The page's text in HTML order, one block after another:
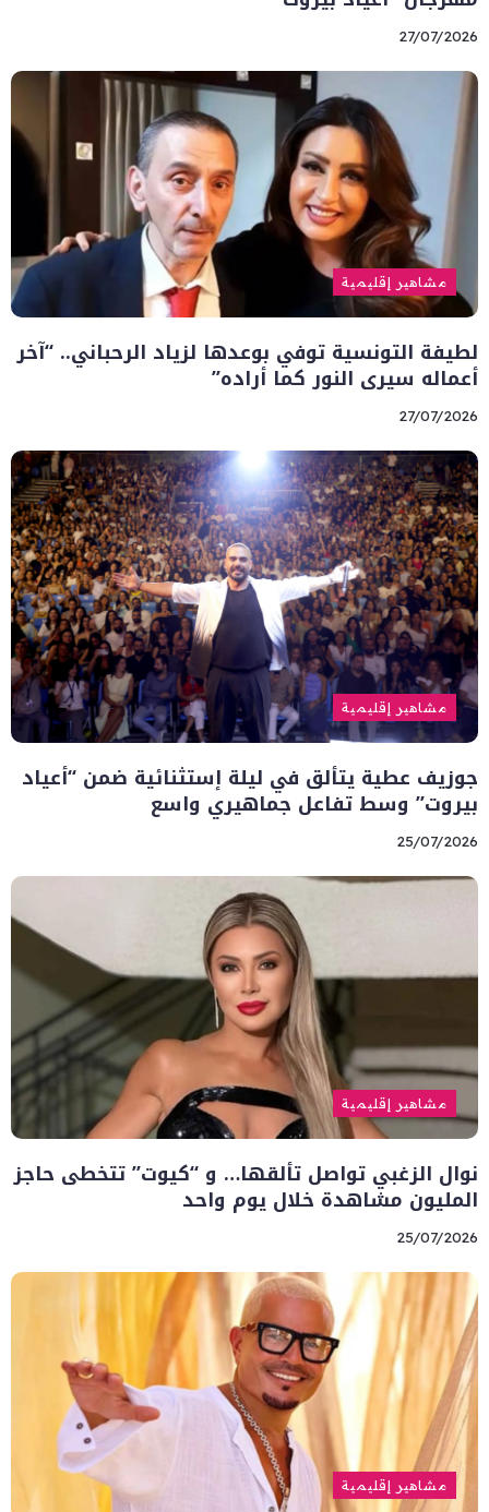
27/07/2026
مشاهير إقليمية
لطيفة التونسية توفي بوعدها لزياد الرحباني.. “آخر
أعماله سيرى النور كما أراده”
27/07/2026
مشاهير إقليمية
جوزيف عطية يتألق في ليلة إستثنائية ضمن “أعياد
بيروت” وسط تفاعل جماهيري واسع
25/07/2026
مشاهير إقليمية
نوال الزغبي تواصل تألقها… و “كيوت” تتخطى حاجز
المليون مشاهدة خلال يوم واحد
25/07/2026
مشاهير إقليمية